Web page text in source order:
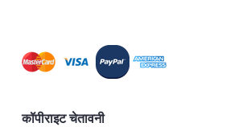
कॉपीराइट चेतावनी